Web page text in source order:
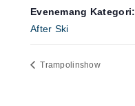
Evenemang Kategori:
After Ski
Trampolinshow